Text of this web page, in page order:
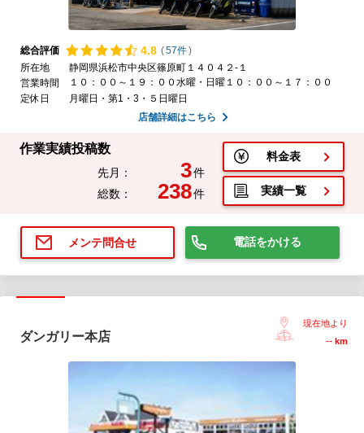
総合評価 4.8 (57件)
所在地
静岡県浜松市中央区篠原町１４０４２-１
営業時間
１０：００～１９：００水曜・日曜１０：００～１７：００
定休日
月曜日・第1・3・５日曜日
店舗詳細はこちら
作業実績投稿数
先月： 3件
総数：
238件
料金表
実績一覧
メンテ問合せ 電話をかける
ダンガリー本店
現在地より
-- km